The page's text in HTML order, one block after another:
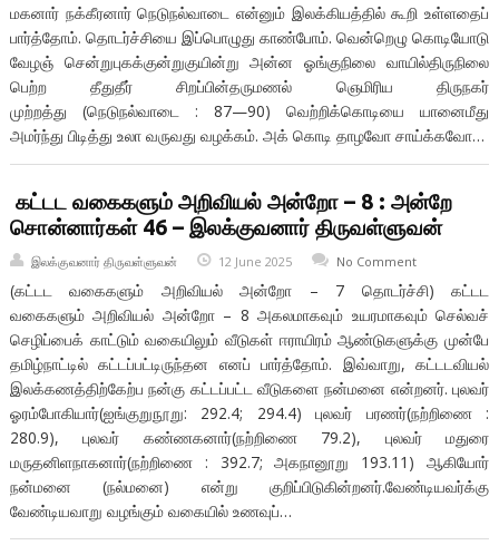
மகனார் நக்கீரனார் நெடுநல்வாடை என்னும் இலக்கியத்தில் கூறி உள்ளதைப்
பார்த்தோம். தொடர்ச்சியை இப்பொழுது காண்போம். வென்றெழு கொடியோடு
வேழஞ் சென்றுபுகக்குன்றுகுயின்று அன்ன ஓங்குநிலை வாயில்திருநிலை
பெற்ற தீதுதீர் சிறப்பின்தருமணல் ஞெமிரிய திருநகர்
முற்றத்து (நெடுநல்வாடை : 87—90) வெற்றிக்கொடியை யானைமீது
அமர்ந்து பிடித்து உலா வருவது வழக்கம். அக் கொடி தாழவோ சாய்க்கவோ…
கட்டட வகைகளும் அறிவியல் அன்றோ – 8 : அன்றே
சொன்னார்கள் 46 – இலக்குவனார் திருவள்ளுவன்
இலக்குவனார் திருவள்ளுவன் 12 June 2025 No Comment
(கட்டட வகைகளும் அறிவியல் அன்றோ – 7 தொடர்ச்சி) கட்டட
வகைகளும் அறிவியல் அன்றோ – 8 அகலமாகவும் உயரமாகவும் செல்வச்
செழிப்பைக் காட்டும் வகையிலும் வீடுகள் ஈராயிரம் ஆண்டுகளுக்கு முன்பே
தமிழ்நாட்டில் கட்டப்பட்டிருந்தன எனப் பார்த்தோம். இவ்வாறு, கட்டடவியல்
இலக்கணத்திற்கேற்ப நன்கு கட்டப்பட்ட வீடுகளை நன்மனை என்றனர். புலவர்
ஓரம்போகியார்(ஐங்குறுநூறு: 292.4; 294.4) புலவர் பரணர்(நற்றிணை :
280.9), புலவர் கண்ணகனார்(நற்றிணை 79.2), புலவர் மதுரை
மருதனிளநாகனார்(நற்றிணை : 392.7; அகநானூறு 193.11) ஆகியோர்
நன்மனை (நல்மனை) என்று குறிப்பிடுகின்றனர்.வேண்டியவர்க்கு
வேண்டியவாறு வழங்கும் வகையில் உணவுப்…